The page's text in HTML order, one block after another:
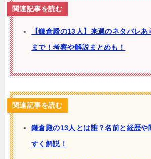
関連記事を読む
【鎌倉殿の13人】来週のネタバレあ
まで！考察や解説まとめも！
関連記事を読む
鎌倉殿の13人とは誰？名前と経歴や
すく解説！